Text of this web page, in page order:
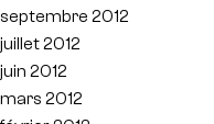
septembre 2012
juillet 2012
juin 2012
mars 2012